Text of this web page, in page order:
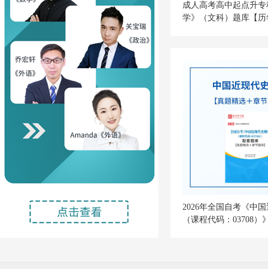
成人高考高中起点升
学》（文科）题库【
2026年全国自考《中
（课程代码：03708）